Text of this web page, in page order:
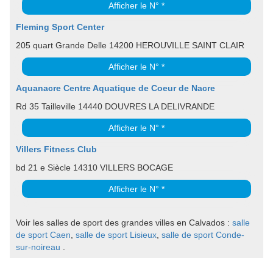
Afficher le N° *
Fleming Sport Center
205 quart Grande Delle 14200 HEROUVILLE SAINT CLAIR
Afficher le N° *
Aquanacre Centre Aquatique de Coeur de Nacre
Rd 35 Tailleville 14440 DOUVRES LA DELIVRANDE
Afficher le N° *
Villers Fitness Club
bd 21 e Siècle 14310 VILLERS BOCAGE
Afficher le N° *
Voir les salles de sport des grandes villes en Calvados : salle
de sport Caen salle de sport Lisieux salle de sport Conde-
sur-noireau